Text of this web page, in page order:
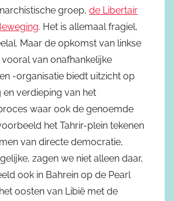
groep, de Libertair
. Het is allemaal fragiel,
Maar de opkomst van linkse
van onafhankelijke
-organisatie biedt uitzicht op
en verdieping van het
waar ook de genoemde
het Tahrir-plein tekenen
van directe democratie,
zagen we niet alleen daar,
ook in Bahrein op de Pearl
oosten van Libië met de